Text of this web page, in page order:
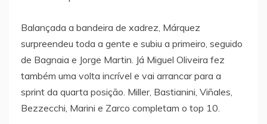
Balançada a bandeira de xadrez, Márquez
surpreendeu toda a gente e subiu a primeiro, seguido
de Bagnaia e Jorge Martin. Já Miguel Oliveira fez
também uma volta incrível e vai arrancar para a
sprint da quarta posição. Miller, Bastianini, Viñales,
Bezzecchi, Marini e Zarco completam o top 10.